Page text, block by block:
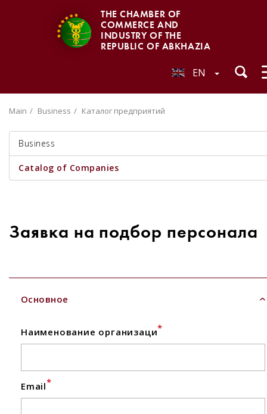
THE CHAMBER OF
COMMERCE AND
INDUSTRY OF THE
REPUBLIC OF ABKHAZIA
EN
Main Business Каталог предприятий
Business
Catalog of Companies
Заявка на подбор персонала
Основное
Наименование организаци*
Email*